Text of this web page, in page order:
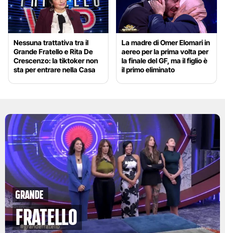
Nessuna trattativa tra il
Grande Fratello e Rita De
Crescenzo: la tiktoker non
sta per entrare nella Casa
La madre di Omer Elomari in
aereo per la prima volta per
la finale del GF, ma il figlio è
il primo eliminato
GRANDE
FRATELLO